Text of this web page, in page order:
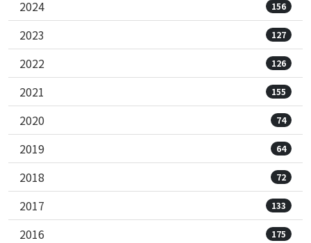
2024 156
2023 127
2022 126
2021 155
2020 74
2019 64
2018 72
2017 133
2016 175